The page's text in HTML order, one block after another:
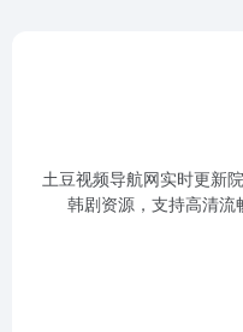
土豆视频导航网实时更新
韩剧资源，支持高清流